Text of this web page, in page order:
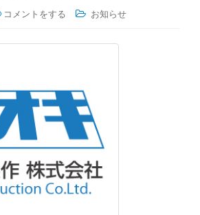
コメントをする お知らせ